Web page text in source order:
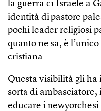
la guerra di Israele a
identità di pastore
pochi leader religiosi
quanto ne sa, è
cristiana.
Questa visibilità gli ha
sorta di ambasciatore,
educare i newyorchesi